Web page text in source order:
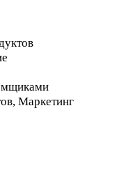
Маркетинг